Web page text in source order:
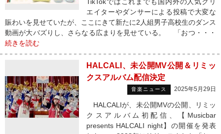
エイターやダンサーによる投稿で大変な
賑わいを見せていたが、ここにきて新たに2人組男子高校生のダンス
動画が大バズりし、さらなる広まりを見せている。 「おつ・・・
続きを読む
HALCALI、未公開MV公開＆リミッ
クスアルバム配信決定
音楽ニュース 2025年5月29日
HALCALIが、未公開MVの公開、リミッ
クスアルバム初配信、【Musicbar
presents HALCALI night】の開催を発表